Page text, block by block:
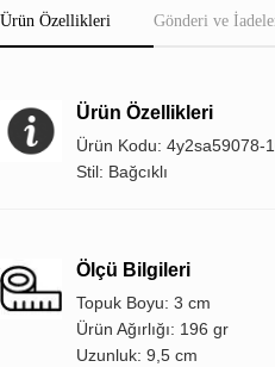
Ürün Özellikleri Gönderi ve
Ürün Özellikleri
Ürün Kodu: 4y2sa59078-
Stil: Bağcıklı
Ölçü Bilgileri
Topuk Boyu: 3 cm
Ürün Ağırlığı: 196 gr
Uzunluk: 9,5 cm